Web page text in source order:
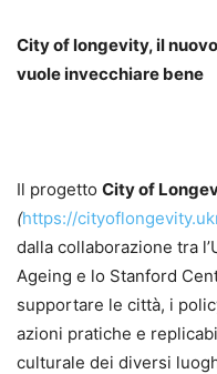
City of longevity, il
vuole invecchiare bene
Il progetto City of
(https://
dalla collaborazione tra
Ageing e lo Stanford
supportare le città, i
azioni pratiche e
culturale dei diversi